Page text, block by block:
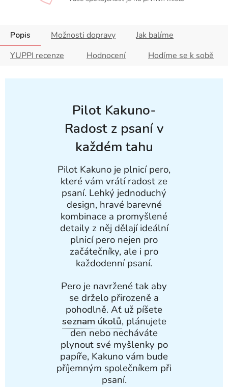
Popis Možnosti dopravy
Jak balíme
YUPPI recenze
Hodnocení Hodíme se k sobě
Pilot Kakuno-
Radost z psaní v
každém tahu
Pilot Kakuno je plnicí pero,
které vám vrátí radost ze
psaní. Lehký jednoduchý
design, hravé barevné
kombinace a promyšlené
detaily z něj dělají ideální
plnicí pero nejen pro
začátečníky, ale i pro
každodenní psaní.
Pero je navržené tak aby
se drželo přirozeně a
pohodlně. Ať už píšete
seznam úkolů, plánujete
den nebo necháváte
plynout své myšlenky po
papíře, Kakuno vám bude
příjemným společníkem při
psaní.